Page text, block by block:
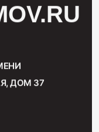
ДОМ 37